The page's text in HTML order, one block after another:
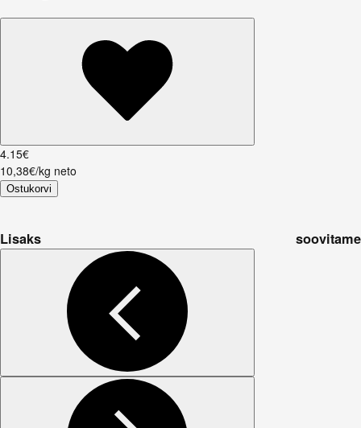
4.15€
10,38€/kg neto
Ostukorvi
Lisaks soovitame